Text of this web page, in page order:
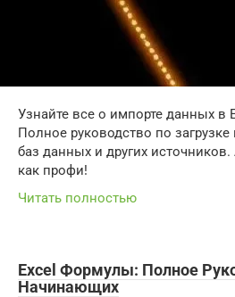
Узнайте все о импорте данных в
Полное руководство по
баз данных и других
как профи!
Читать полностью
Excel Формулы: Полное
Начинающих